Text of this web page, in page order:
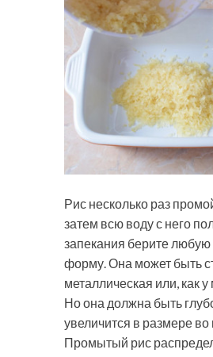
Рис несколько раз
затем всю воду с него
запекания берите
форму. Она может быть
металлическая или, как
Но она должна быть
увеличится в размере во
Промытый рис